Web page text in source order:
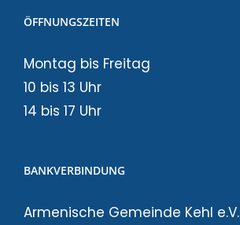
ÖFFNUNGSZEITEN
Montag bis Freitag
10 bis 13 Uhr
14 bis 17 Uhr
BANKVERBINDUNG
Armenische Gemeinde Kehl e.V.